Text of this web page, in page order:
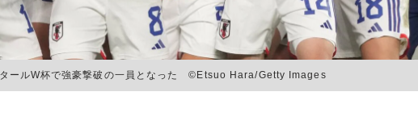
ールW杯で強豪撃破の一員となった ©Etsuo Hara/Getty Images